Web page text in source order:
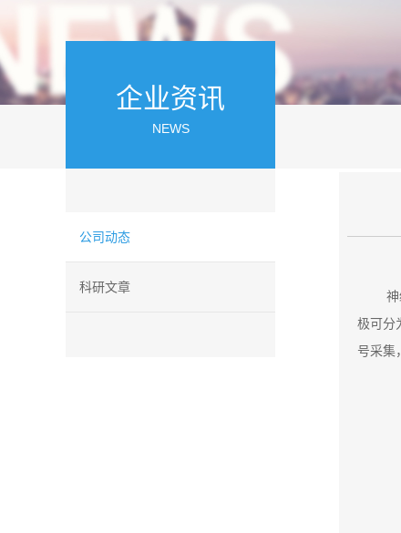
企业资讯
NEWS
公司动态
科研文章
极可分
号采集